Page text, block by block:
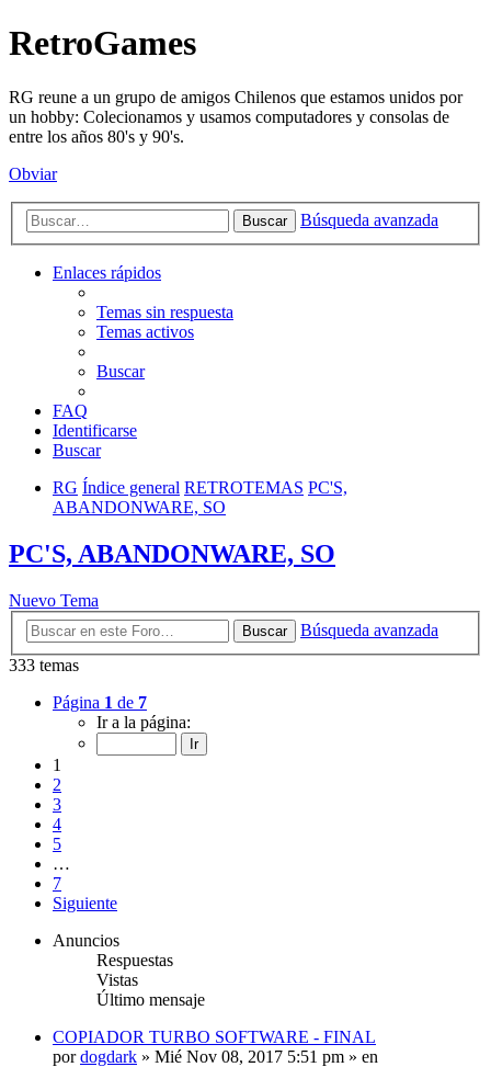
RetroGames
RG reune a un grupo de amigos Chilenos que estamos unidos por
un hobby: Colecionamos y usamos computadores y consolas de
entre los años 80's y 90's.
Obviar
Buscar Búsqueda avanzada
Enlaces rápidos
Temas sin respuesta
Temas activos
Buscar
FAQ
Identificarse
Buscar
RG Índice general RETROTEMAS PC'S,
ABANDONWARE, SO
PC'S, ABANDONWARE, SO
Nuevo Tema
Buscar
Búsqueda avanzada
333 temas
Página 1 de 7
Ir a la página:
1
2
3
4
5
…
7
Siguiente
Anuncios
Respuestas
Vistas
Último mensaje
COPIADOR TURBO SOFTWARE - FINAL
pordogdark » Mié Nov 08, 2017 5:51 pm » en